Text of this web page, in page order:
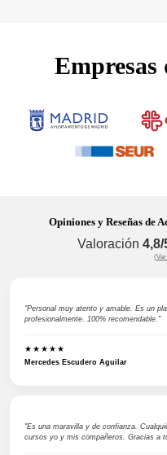
Empresas
Opiniones y Reseñas de
Valoración 4,8/
(Ver
"Personal muy atento y amable. Es un
profesionalmente. 100% recomendable."
★★★★★
Mercedes Escudero Aguilar
"Es una maravilla y de confianza.
cursos yo y mis compañeros. Gracias a